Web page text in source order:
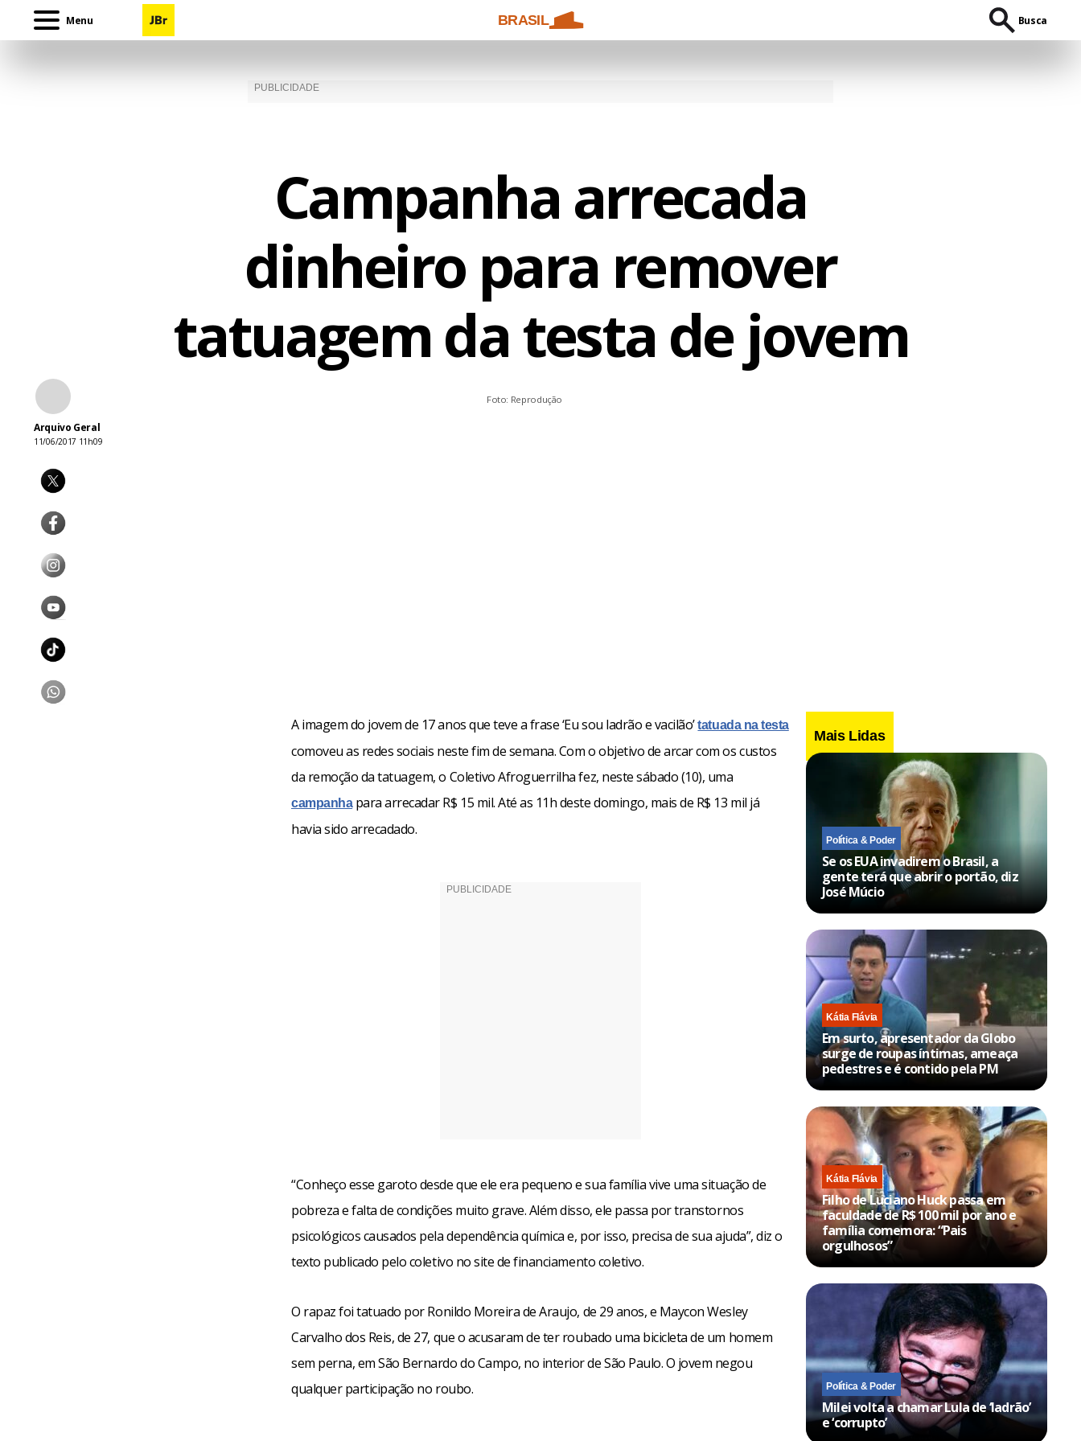
Menu BRASIL Busca
Campanha arrecada
dinheiro para remover
tatuagem da testa de jovem
Arquivo Geral
11/06/2017 11h09
Foto: Reprodução
A imagem do jovem de 17 anos que teve a frase ‘Eu sou ladrão e vacilão’tatuada na testa
comoveu as redes sociais neste fim de semana. Com o objetivo de arcar com os custos
da remoção da tatuagem, o Coletivo Afroguerrilha fez, neste sábado (10), uma
campanhapara arrecadar R$ 15 mil. Até as 11h deste domingo, mais de R$ 13 mil já
havia sido arrecadado.
“Conheço esse garoto desde que ele era pequeno e sua família vive uma situação de
pobreza e falta de condições muito grave. Além disso, ele passa por transtornos
psicológicos causados pela dependência química e, por isso, precisa de sua ajuda”, diz o
texto publicado pelo coletivo no site de financiamento coletivo.
O rapaz foi tatuado por Ronildo Moreira de Araujo, de 29 anos, e Maycon Wesley
Carvalho dos Reis, de 27, que o acusaram de ter roubado uma bicicleta de um homem
sem perna, em São Bernardo do Campo, no interior de São Paulo. O jovem negou
qualquer participação no roubo.
Mais Lidas
Política & Poder
Se os EUA invadirem o Brasil, a
gente terá que abrir o portão, diz
José Múcio
Kátia Flávia
Em surto, apresentador da Globo
surge de roupas íntimas, ameaça
pedestres e é contido pela PM
Kátia Flávia
Filho de Luciano Huck passa em
faculdade de R$ 100 mil por ano e
família comemora: “Pais
orgulhosos”
Política & Poder
Milei volta a chamar Lula de ‘ladrão’
e ‘corrupto’